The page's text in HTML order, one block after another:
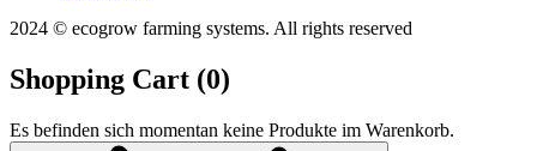
2024 © ecogrow farming systems. All rights reserved
Shopping Cart (0)
Es befinden sich momentan keine Produkte im Warenkorb.